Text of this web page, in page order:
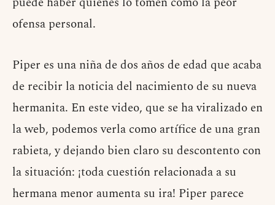
ofensa personal.
Piper es una niña de dos años de edad que acaba
de recibir la noticia del nacimiento de su nueva
hermanita. En este video, que se ha viralizado en
la web, podemos verla como artífice de una gran
rabieta, y dejando bien claro su descontento con
la situación: ¡toda cuestión relacionada a su
hermana menor aumenta su ira! Piper parece